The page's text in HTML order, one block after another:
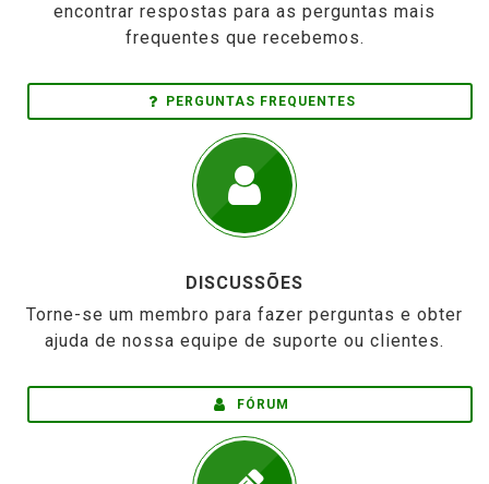
encontrar respostas para as perguntas mais
frequentes que recebemos.
PERGUNTAS FREQUENTES
DISCUSSÕES
Torne-se um membro para fazer perguntas e obter
ajuda de nossa equipe de suporte ou clientes.
FÓRUM